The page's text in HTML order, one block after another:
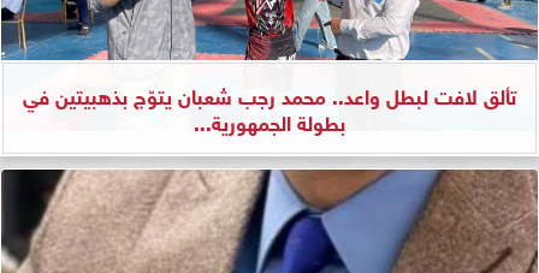
تألق لافت لبطل واعد.. محمد رجب شعبان يتوّج بذهبيتين في
بطولة الجمهورية...